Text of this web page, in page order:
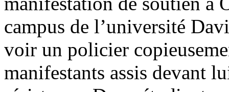
campus de l’université
voir un policier
manifestants assis devant